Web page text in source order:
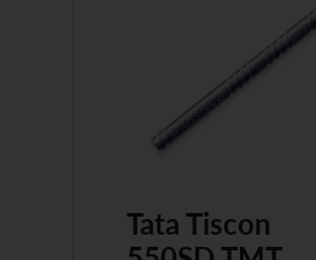
Tata Tiscon